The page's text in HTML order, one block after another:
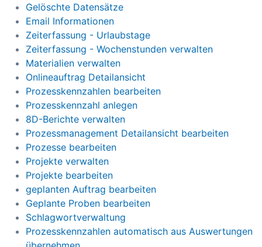
Gelöschte Datensätze
Email Informationen
Zeiterfassung - Urlaubstage
Zeiterfassung - Wochenstunden verwalten
Materialien verwalten
Onlineauftrag Detailansicht
Prozesskennzahlen bearbeiten
Prozesskennzahl anlegen
8D-Berichte verwalten
Prozessmanagement Detailansicht bearbeiten
Prozesse bearbeiten
Projekte verwalten
Projekte bearbeiten
geplanten Auftrag bearbeiten
Geplante Proben bearbeiten
Schlagwortverwaltung
Prozesskennzahlen automatisch aus Auswertungen